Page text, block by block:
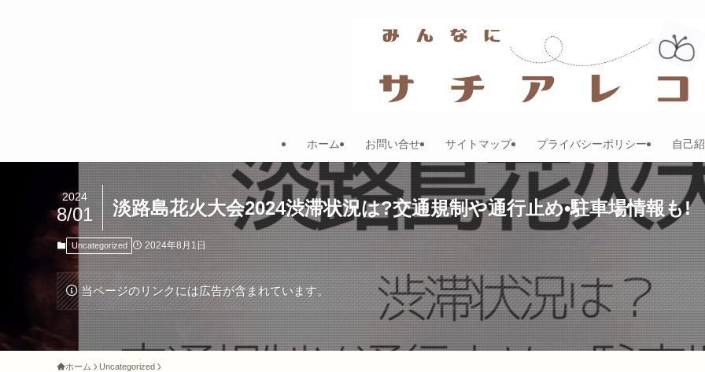
ホーム お問い合せ サイトマップ プライバシーポリシー 自己
淡路島花火大会2024渋滞状況は?交通規制や通行止め•駐車場情報も!
2024
8/01
Uncategorized 2024年8月1日
当ページのリンクには広告が含まれています。
ホーム Uncategorized